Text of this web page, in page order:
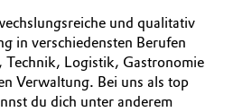
& Infrastructure
und qualitativ
in verschiedensten Berufen
Technik, Logistik, Gastronomie
Verwaltung. Bei uns als top
du dich unter anderem